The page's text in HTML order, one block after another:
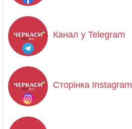
Канал у Telegram
Сторінка Instagram